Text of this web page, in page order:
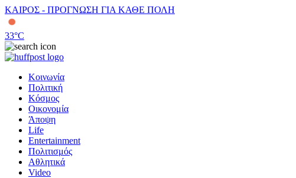
ΚΑΙΡΟΣ - ΠΡΟΓΝΩΣΗ ΓΙΑ ΚΑΘΕ ΠΟΛΗ
33°C
Κοινωνία
Πολιτική
Κόσμος
Οικονομία
Άποψη
Life
Entertainment
Πολιτισμός
Αθλητικά
Video